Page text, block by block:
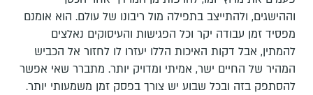
וההישגים, ולהתייצב בתפילה מול ריבונו של עולם. הוא אומנם
מפסיד זמן עבודה יקר וכל הפגישות והעיסוקים נאלצים
להמתין, אבל דקות האיכות הללו יעזרו לו לחזור אל הכביש
המהיר של החיים ישר, אמיתי ומדויק יותר. מתברר שאי אפשר
להסתפק בזה ובכל שבוע יש צורך בפסק זמן משמעותי יותר.